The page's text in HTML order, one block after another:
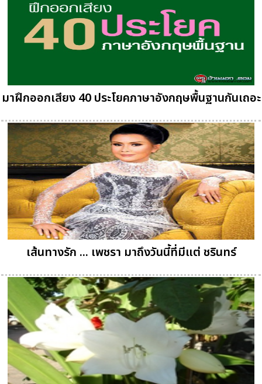
มาฝึกออกเสียง 40 ประโยคภาษาอังกฤษพื้นฐานกันเถอะ
เส้นทางรัก ... เพชรา มาถึงวันนี้ที่มีแต่ ชรินทร์